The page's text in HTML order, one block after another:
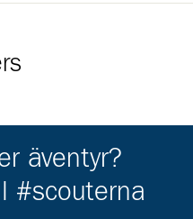
äventyr?
#scouterna